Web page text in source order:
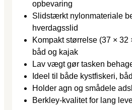
opbevaring
Slidstærkt nylonmateriale
hverdagsslid
Kompakt størrelse (37 × 32
båd og kajak
Lav vægt gør tasken
Ideel til både kystfiskeri,
Holder agn og smådele
Berkley-kvalitet for lang